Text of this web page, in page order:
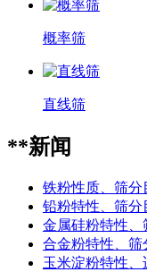
概率筛
直线筛
**新闻
铁粉性质、筛分
铅粉特性、筛分
金属硅粉特性、
合金粉特性、筛
玉米淀粉特性